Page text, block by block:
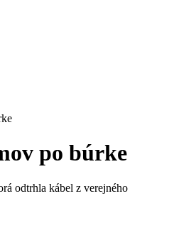
po búrke
odtrhla kábel z verejného